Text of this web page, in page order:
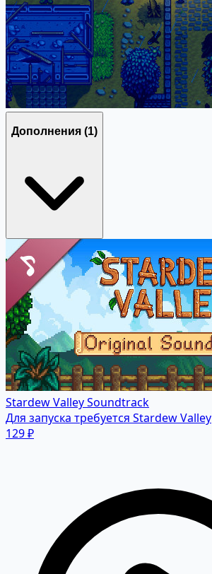
Дополнения (1)
Stardew Valley Soundtrack
Для запуска требуется Stardew Valley
129 ₽